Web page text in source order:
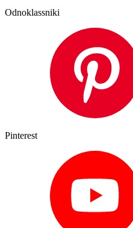
Odnoklassniki
Pinterest